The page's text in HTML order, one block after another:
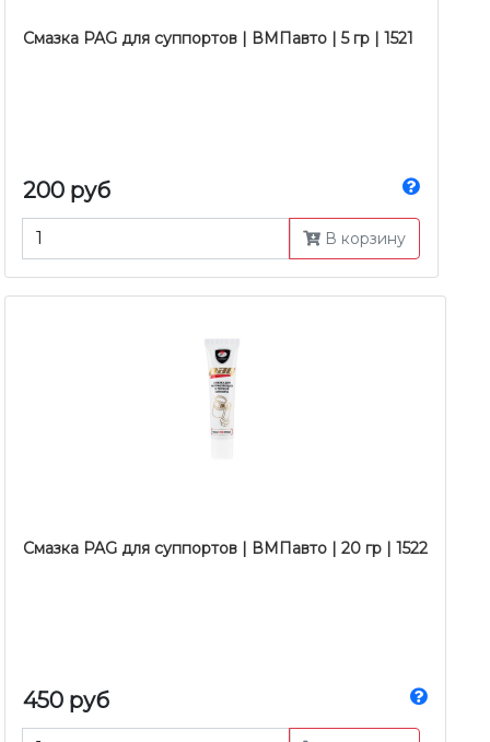
Смазка PAG для суппортов | ВМПавто | 5 гр | 1521
200 руб
В корзину
Смазка PAG для суппортов | ВМПавто | 20 гр | 1522
450 руб